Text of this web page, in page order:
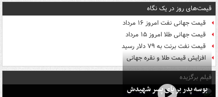
قیمت‌های روز در یک نگاه
قیمت جهانی نفت امروز ۱۶ مرداد
قیمت جهانی طلا امروز ۱۵ مرداد
قیمت نفت برنت به ۷۹ دلار رسید
افزایش قیمت طلا و نقره جهانی
فیلم برگزیده
بوسه‌ پدر بر پای پسر شهیدش